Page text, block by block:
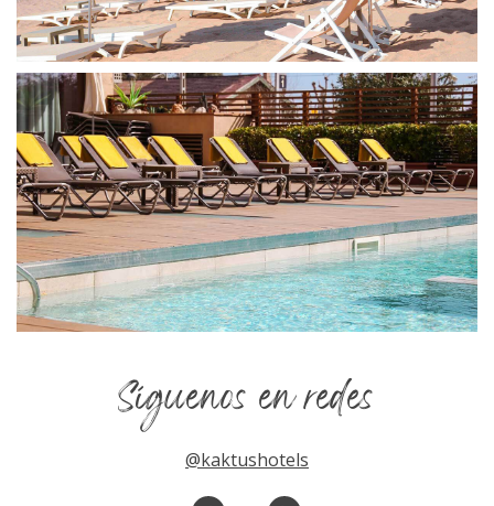
Síguenos en redes
@kaktushotels